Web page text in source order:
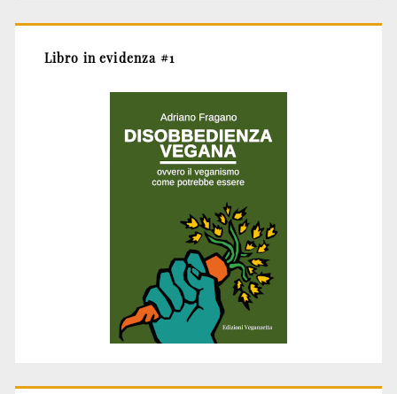
Libro in evidenza #1